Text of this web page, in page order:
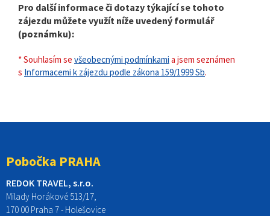
Pro další informace či dotazy týkající se tohoto
zájezdu můžete využít níže uvedený formulář
(poznámku):
* Souhlasím se všeobecnými podmínkami a jsem seznámen
s Informacemi k zájezdu podle zákona 159/1999 Sb.
Pobočka PRAHA
REDOK TRAVEL, s.r.o.
Milady Horákové 513/17,
170 00 Praha 7 - Holešovice